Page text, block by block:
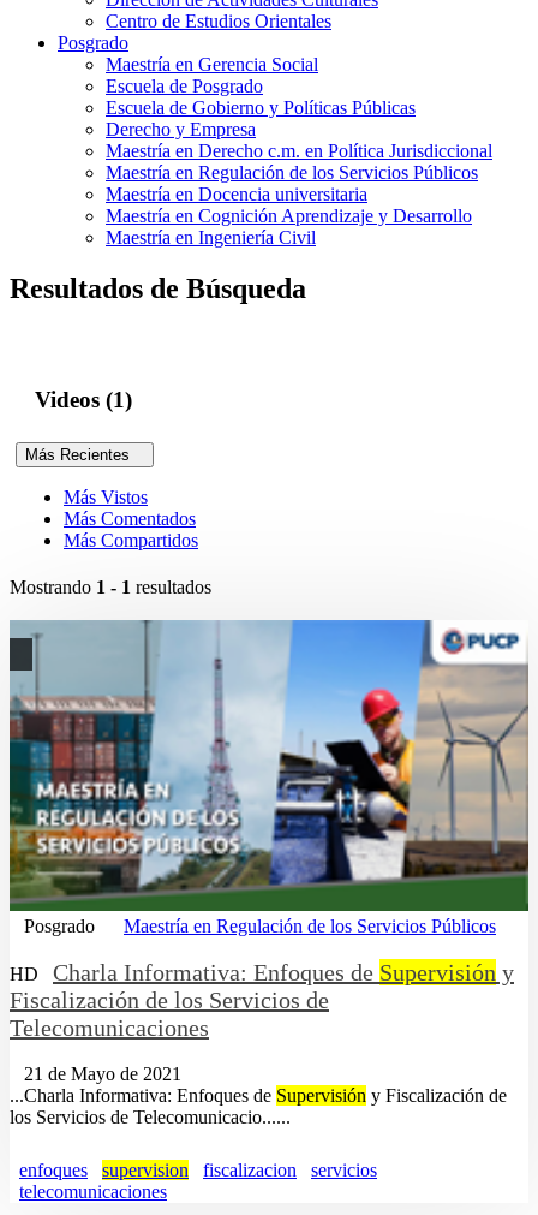
Centro de Estudios Orientales
Posgrado
Maestría en Gerencia Social
Escuela de Posgrado
Escuela de Gobierno y Políticas Públicas
Derecho y Empresa
Maestría en Derecho c.m. en Política Jurisdiccional
Maestría en Regulación de los Servicios Públicos
Maestría en Docencia universitaria
Maestría en Cognición Aprendizaje y Desarrollo
Maestría en Ingeniería Civil
Resultados de Búsqueda
Videos (1)
Más Recientes
Más Vistos
Más Comentados
Más Compartidos
Mostrando 1 - 1 resultados
Posgrado Maestría en Regulación de los Servicios Públicos
HD Charla Informativa: Enfoques de Supervisión y
Fiscalización de los Servicios de
Telecomunicaciones
21 de Mayo de 2021
...Charla Informativa: Enfoques de Supervisión y Fiscalización de
los Servicios de Telecomunicacio......
enfoques supervision fiscalizacion
servicios
telecomunicaciones